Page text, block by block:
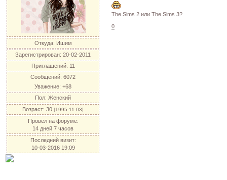
Откуда: Ишим
Зарегистрирован: 20-02-2011
Приглашений: 11
Сообщений: 6072
Уважение: +68
Пол: Женский
Возраст: 30 [1995-11-03]
Провел на форуме:
14 дней 7 часов
Последний визит:
10-03-2016 19:09
The Sims 2 или The Sims 3?
0